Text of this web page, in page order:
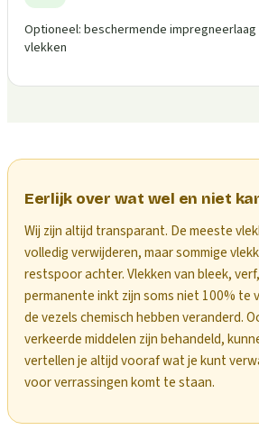
Optioneel: beschermende
vlekken
Eerlijk over wat wel en niet
Wij zijn altijd transparant. De meeste
volledig verwijderen, maar sommige
restspoor achter. Vlekken van bleek,
permanente inkt zijn soms niet 100% te
de vezels chemisch hebben veranderd.
verkeerde middelen zijn behandeld,
vertellen je altijd vooraf wat je kunt
voor verrassingen komt te staan.